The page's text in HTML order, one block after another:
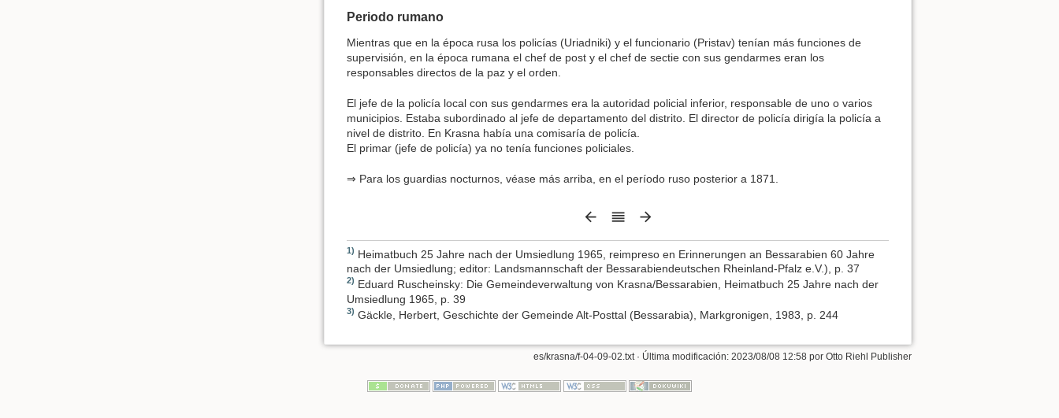
Periodo rumano
Mientras que en la época rusa los policías (Uriadniki) y el funcionario (Pristav) tenían más funciones de
supervisión, en la época rumana el chef de post y el chef de sectie con sus gendarmes eran los
responsables directos de la paz y el orden.
El jefe de la policía local con sus gendarmes era la autoridad policial inferior, responsable de uno o varios
municipios. Estaba subordinado al jefe de departamento del distrito. El director de policía dirigía la policía a
nivel de distrito. En Krasna había una comisaría de policía.
El primar (jefe de policía) ya no tenía funciones policiales.
⇒ Para los guardias nocturnos, véase más arriba, en el período ruso posterior a 1871.
1) Heimatbuch 25 Jahre nach der Umsiedlung 1965, reimpreso en Erinnerungen an Bessarabien 60 Jahre
nach der Umsiedlung; editor: Landsmannschaft der Bessarabiendeutschen Rheinland-Pfalz e.V.), p. 37
2) Eduard Ruscheinsky: Die Gemeindeverwaltung von Krasna/Bessarabien, Heimatbuch 25 Jahre nach der
Umsiedlung 1965, p. 39
3) Gäckle, Herbert, Geschichte der Gemeinde Alt-Posttal (Bessarabia), Markgronigen, 1983, p. 244
es/krasna/f-04-09-02.txt· Última modificación: 2023/08/08 12:58 por Otto Riehl Publisher